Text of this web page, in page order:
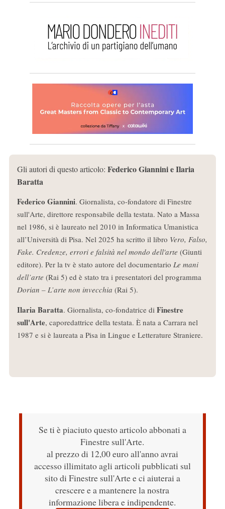
Gli autori di questo articolo: Federico Giannini e Ilaria
Baratta
Federico Giannini. Giornalista, co-fondatore di Finestre
sull'Arte, direttore responsabile della testata. Nato a Massa
nel 1986, si è laureato nel 2010 in Informatica Umanistica
all’Università di Pisa. Nel 2025 ha scritto il libro Vero, Falso,
Fake. Credenze, errori e falsità nel mondo dell'arte (Giunti
editore). Per la tv è stato autore del documentario Le mani
dell’arte (Rai 5) ed è stato tra i presentatori del programma
Dorian – L’arte non invecchia (Rai 5).
Ilaria Baratta. Giornalista, co-fondatrice di Finestre
sull'Arte, caporedattrice della testata. È nata a Carrara nel
1987 e si è laureata a Pisa in Lingue e Letterature Straniere.
Se ti è piaciuto questo articolo abbonati a
Finestre sull'Arte.
al prezzo di 12,00 euro all'anno avrai
accesso illimitato agli articoli pubblicati sul
sito di Finestre sull'Arte e ci aiuterai a
crescere e a mantenere la nostra
informazione libera e indipendente.